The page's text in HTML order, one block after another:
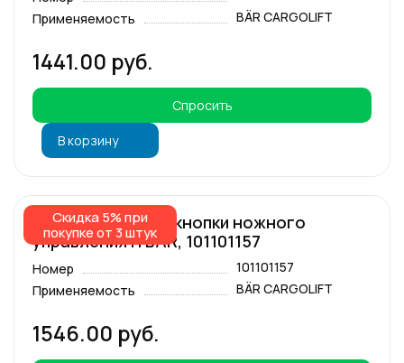
Применяемость
BÄR CARGOLIFT
1441.00 руб.
Спросить
В корзину
Скидка 5% при
покупке от 3 штук
Резиновая часть кнопки ножного
управления H BAR, 101101157
Номер
101101157
Применяемость
BÄR CARGOLIFT
1546.00 руб.